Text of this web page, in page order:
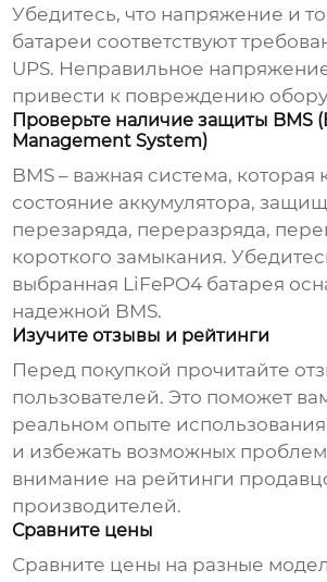
Убедитесь, что напряжение и
батареи соответствуют
UPS. Неправильное
привести к повреждению
Проверьте наличие защиты BMS
Management System)
BMS – важная система, которая
состояние аккумулятора,
перезаряда, переразряда,
короткого замыкания.
выбранная LiFePO4 батарея
надежной BMS.
Изучите отзывы и рейтинги
Перед покупкой прочитайте
пользователей. Это поможет
реальном опыте использования
и избежать возможных
внимание на рейтинги
производителей.
Сравните цены
Сравните цены на разные